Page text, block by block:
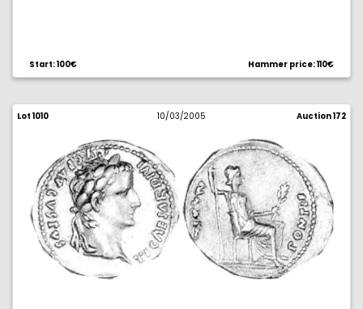
Start: 100€ Hammer price: 110€
Lot 1010 10/03/2005 Auction 172